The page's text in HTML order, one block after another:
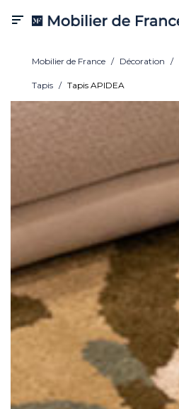
Mobilier de France Décoration
Tapis Tapis APIDEA